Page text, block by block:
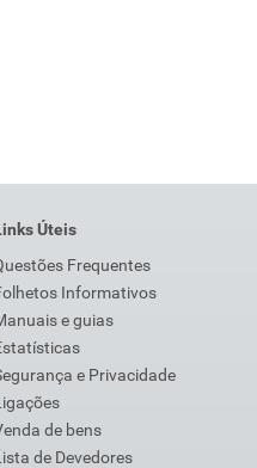
Úteis
Frequentes
Informativos
e guias
e Privacidade
de bens
de Devedores